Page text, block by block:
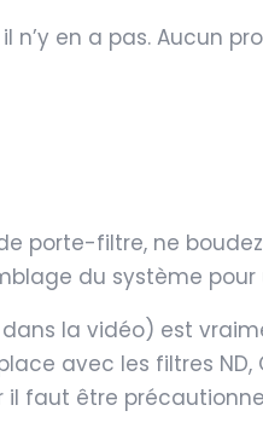
n’y en a pas. Aucun
porte-filtre, ne
du système
la vidéo) est
avec les filtres
il faut être